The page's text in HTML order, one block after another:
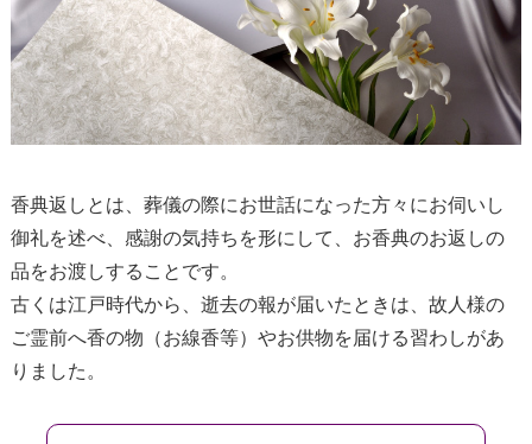
香典返しとは、葬儀の際にお世話になった方々にお伺いし
御礼を述べ、感謝の気持ちを形にして、お香典のお返しの
品をお渡しすることです。
古くは江戸時代から、逝去の報が届いたときは、故人様の
ご霊前へ香の物（お線香等）やお供物を届ける習わしがあ
りました。